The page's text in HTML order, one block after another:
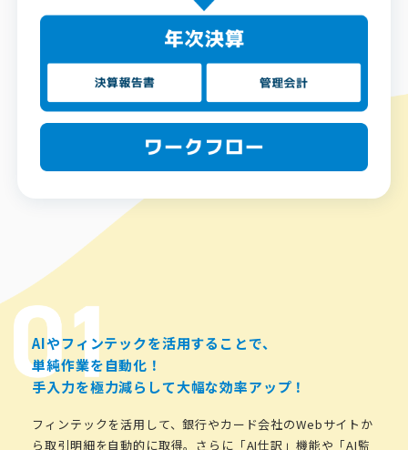
AIやフィンテックを活用することで、
単純作業を自動化！
手入力を極力減らして大幅な効率アップ！
フィンテックを活用して、銀行やカード会社のWebサイトか
ら取引明細を自動的に取得。さらに「AI仕訳」機能や「AI監